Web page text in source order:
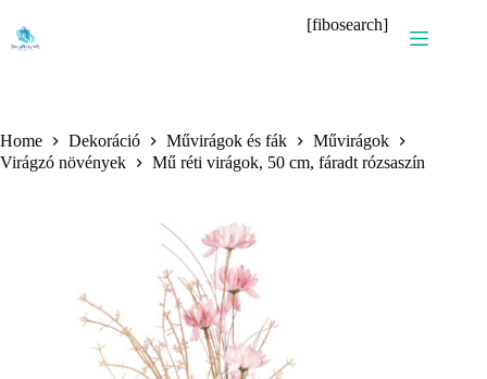
content
[fibosearch]
Home Dekoráció Művirágok és fák
Művirágok
Virágzó növények
Mű réti virágok, 50 cm, fáradt rózsaszín